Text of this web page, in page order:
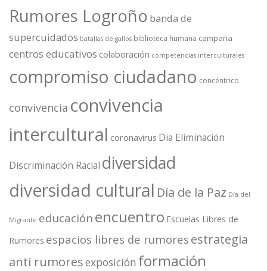
Rumores Logroño banda de
supercuidados batallas de gallos biblioteca humana campaña
centros educativos colaboración competencias interculturales
compromiso ciudadano concéntrico
convivencia convivencia
intercultural coronavirus Dia Eliminación
Discriminación Racial diversidad
diversidad cultural Día de la Paz Día del
Migrante educaciónencuentro Escuelas Libres de
Rumores espacios libres de rumores estrategia
anti rumoresexposición formación